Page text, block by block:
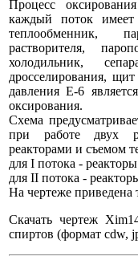
Процесс
каждый поток
теплообменник,
растворителя,
холодильник,
дросселирования,
давления Е-6
оксирования.
Схема
при работе двух
реакторами и съемом
для I потока -
для II потока -
На чертеже приведена
Скачать чертеж
спиртов (формат cdw,